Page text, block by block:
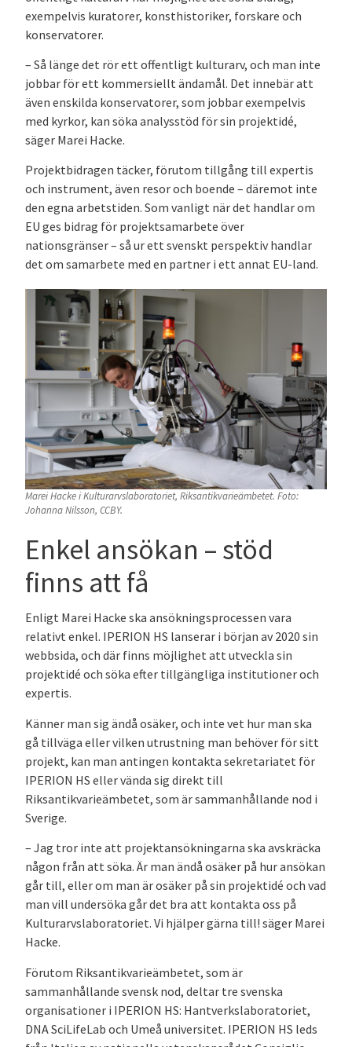
exempelvis kuratorer, konsthistoriker, forskare och
konservatorer.
– Så länge det rör ett offentligt kulturarv, och man inte
jobbar för ett kommersiellt ändamål. Det innebär att
även enskilda konservatorer, som jobbar exempelvis
med kyrkor, kan söka analysstöd för sin projektidé,
säger Marei Hacke.
Projektbidragen täcker, förutom tillgång till expertis
och instrument, även resor och boende – däremot inte
den egna arbetstiden. Som vanligt när det handlar om
EU ges bidrag för projektsamarbete över
nationsgränser – så ur ett svenskt perspektiv handlar
det om samarbete med en partner i ett annat EU-land.
Marei Hacke i Kulturarvslaboratoriet, Riksantikvarieämbetet. Foto:
Johanna Nilsson, CCBY.
Enkel ansökan – stöd
finns att få
Enligt Marei Hacke ska ansökningsprocessen vara
relativt enkel. IPERION HS lanserar i början av 2020 sin
webbsida, och där finns möjlighet att utveckla sin
projektidé och söka efter tillgängliga institutioner och
expertis.
Känner man sig ändå osäker, och inte vet hur man ska
gå tillväga eller vilken utrustning man behöver för sitt
projekt, kan man antingen kontakta sekretariatet för
IPERION HS eller vända sig direkt till
Riksantikvarieämbetet, som är sammanhållande nod i
Sverige.
– Jag tror inte att projektansökningarna ska avskräcka
någon från att söka. Är man ändå osäker på hur ansökan
går till, eller om man är osäker på sin projektidé och vad
man vill undersöka går det bra att kontakta oss på
Kulturarvslaboratoriet. Vi hjälper gärna till! säger Marei
Hacke.
Förutom Riksantikvarieämbetet, som är
sammanhållande svensk nod, deltar tre svenska
organisationer i IPERION HS: Hantverkslaboratoriet,
DNA SciLifeLab och Umeå universitet. IPERION HS leds